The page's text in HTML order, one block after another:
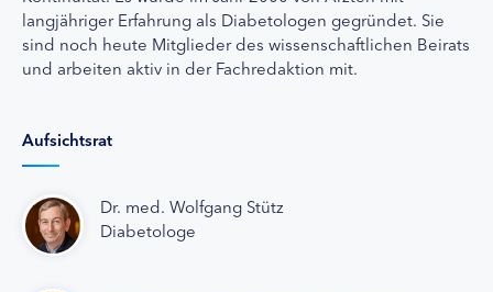
langjähriger Erfahrung als Diabetologen gegründet. Sie
sind noch heute Mitglieder des wissenschaftlichen Beirats
und arbeiten aktiv in der Fachredaktion mit.
Aufsichtsrat
Dr. med. Wolfgang Stütz
Diabetologe